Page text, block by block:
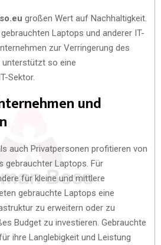
großen Wert auf Nachhaltigkeit.
Laptops und anderer IT-
zur Verringerung des
so eine
Sektor.
und
auch Privatpersonen profitieren von
gebrauchter Laptops. Für
für kleine und mittlere
gebrauchte Laptops eine
zu erweitern oder zu
Budget zu investieren. Gebrauchte
ihre Langlebigkeit und Leistung